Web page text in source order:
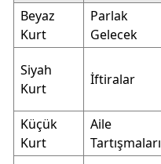
Beyaz
Kurt
Parlak
Gelecek
Siyah
Kurt
İftiralar
Küçük
Kurt
Aile
Tartışmaları